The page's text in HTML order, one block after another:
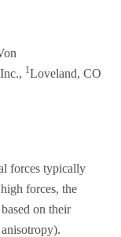
1Loveland, CO
forces typically
forces, the
on their